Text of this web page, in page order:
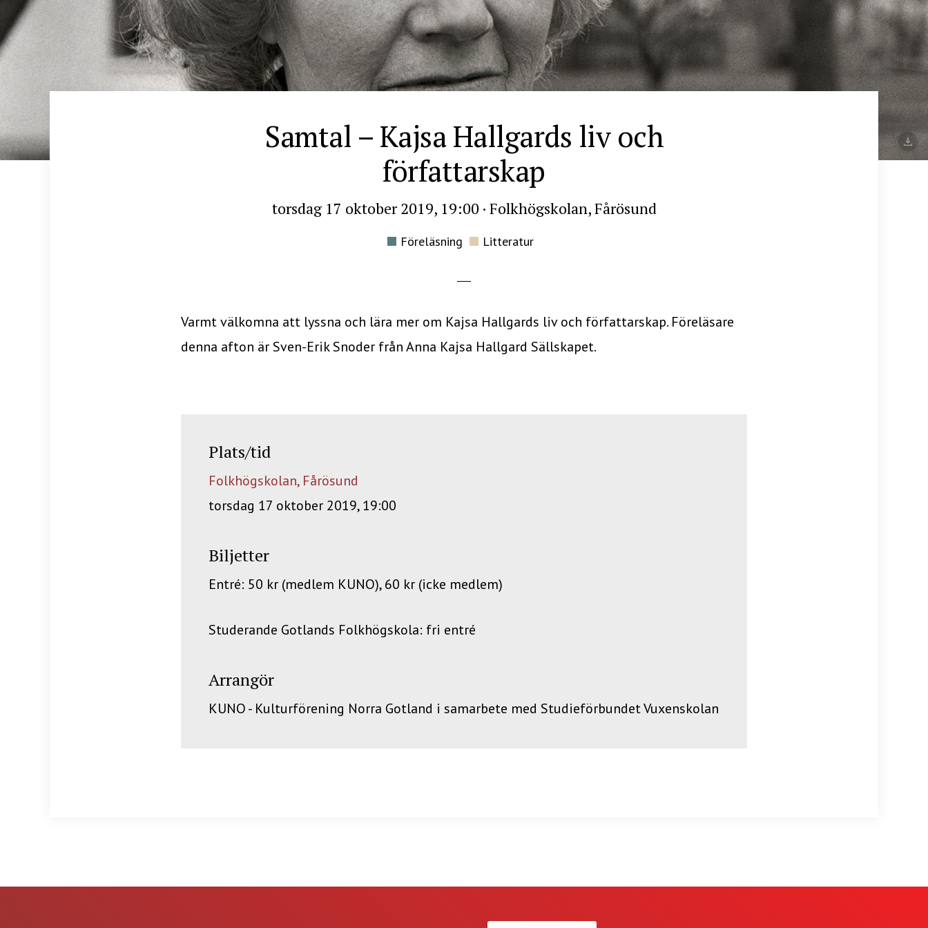
Samtal – Kajsa Hallgards liv och
författarskap
torsdag 17 oktober 2019, 19:00· Folkhögskolan, Fårösund
Föreläsning Litteratur
Varmt välkomna att lyssna och lära mer om Kajsa Hallgards liv och författarskap. Föreläsare
denna afton är Sven-Erik Snoder från Anna Kajsa Hallgard Sällskapet.
Plats/tid
Folkhögskolan, Fårösund
torsdag 17 oktober 2019, 19:00
Biljetter
Entré: 50 kr (medlem KUNO), 60 kr (icke medlem)
Studerande Gotlands Folkhögskola: fri entré
Arrangör
KUNO - Kulturförening Norra Gotland i samarbete med Studieförbundet Vuxenskolan